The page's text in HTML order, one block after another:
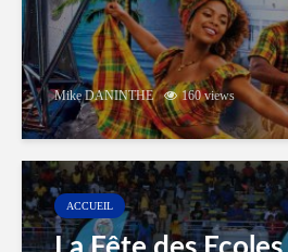
Mike DANINTHE 160 views
ACCUEIL